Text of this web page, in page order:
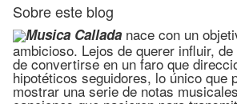
Sobre este blog
Musica Callada nace con un
ambicioso. Lejos de querer influir,
de convertirse en un faro que
hipotéticos seguidores, lo único que
mostrar una serie de notas